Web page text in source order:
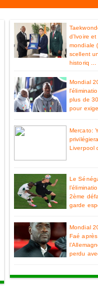
d’Ivoire
mondiale
scellent
historiq ...
Mondial
plus de
pour
Mercato:
Liverpool
Le
2ème
garde
Mondial
Faé
perdu